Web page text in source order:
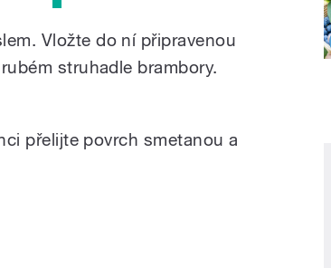
Vložte do ní připravenou
struhadle brambory.
přelijte povrch smetanou a